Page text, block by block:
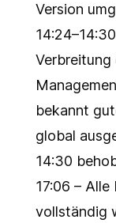
Version
bekannt
global
14:30
17:06 –
vollständig